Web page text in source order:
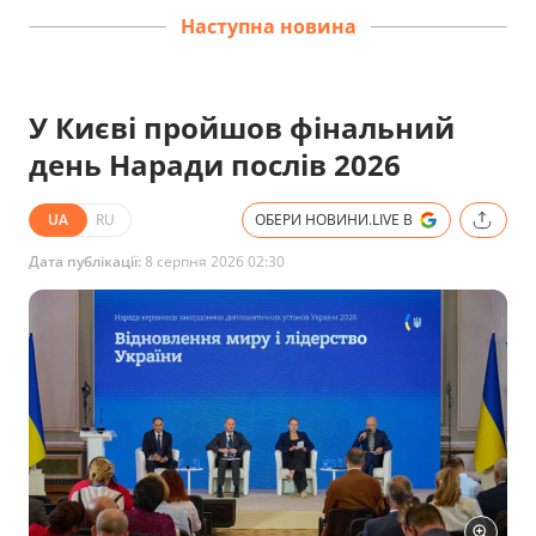
Наступна новина
У Києві пройшов фінальний
день Наради послів 2026
UA RU ОБЕРИ НОВИНИ.LIVE В
Дата публікації:8 серпня 2026 02:30